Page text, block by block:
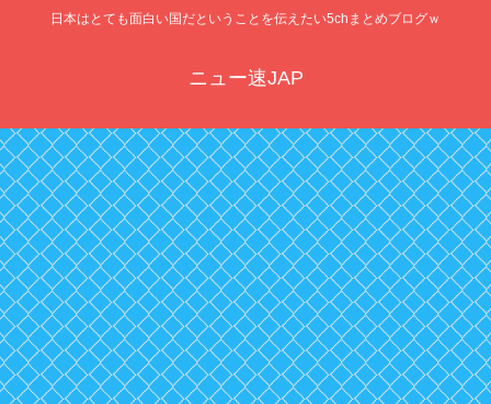
日本はとても面白い国だということを伝えたい5chまとめブログｗ
ニュー速JAP